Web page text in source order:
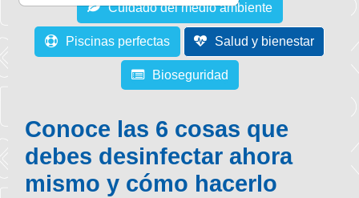
Cuidado del medio ambiente
Piscinas perfectas Salud y bienestar
Bioseguridad
Conoce las 6 cosas que
debes desinfectar ahora
mismo y cómo hacerlo